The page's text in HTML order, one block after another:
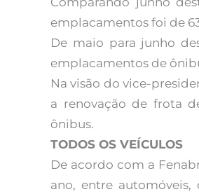
emplacamentos foi de
De maio para junho
emplacamentos de
Na visão do vice-
a renovação de frota
ônibus.
TODOS OS VEÍCULOS
De acordo com a
ano, entre automóveis,